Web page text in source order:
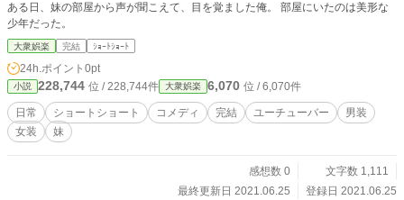
ある日、妹の部屋から声が聞こえて、目を覚ました俺。 部屋にいたのは美形な
少年だった。
大衆娯楽 完結 ｼｮｰﾄｼｮｰﾄ
24h.ポイント 0pt
小説 228,744 位 / 228,744件 大衆娯楽 6,070 位 / 6,070件
日常 ショートショート コメディ 完結 ユーチューバー
男装
女装
妹
感想数 0
文字数 1,111
最終更新日 2021.06.25
登録日 2021.06.25